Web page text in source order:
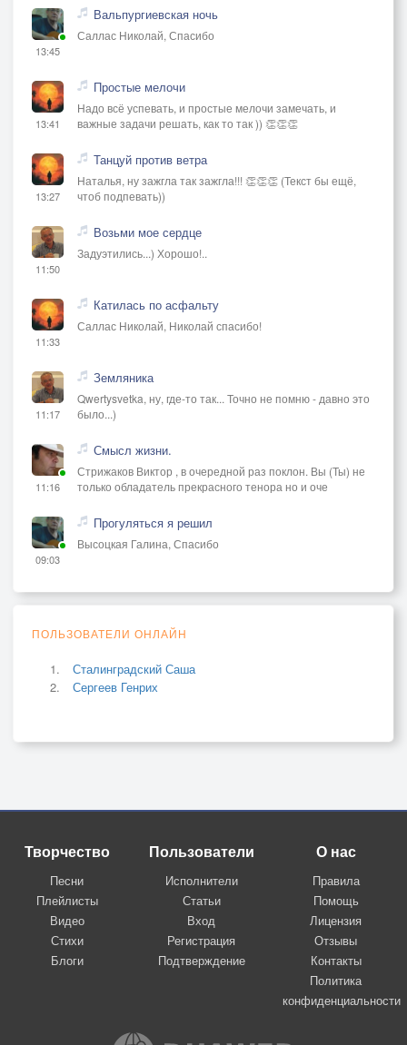
13:45
Вальпургиевская ночь
Саллас Николай, Спасибо
13:41
Простые мелочи
Надо всё успевать, и простые мелочи замечать, и
важные задачи решать, как то так )) 👏👏👏
13:27
Танцуй против ветра
Наталья, ну зажгла так зажгла!!! 👏👏👏 (Текст бы ещё,
чтоб подпевать))
11:50
Возьми мое сердце
Задуэтились...) Хорошо!..
11:33
Катилась по асфальту
Саллас Николай, Николай спасибо!
11:17
Земляника
Qwertysvetka, ну, где-то так... Точно не помню - давно это
было...)
11:16
Смысл жизни.
Стрижаков Виктор , в очередной раз поклон. Вы (Ты) не
только обладатель прекрасного тенора но и оче
09:03
Прогуляться я решил
Высоцкая Галина, Спасибо
ПОЛЬЗОВАТЕЛИ ОНЛАЙН
Сталинградский Саша
Сергеев Генрих
Творчество
Песни
Плейлисты
Видео
Стихи
Блоги
Пользователи
Исполнители
Статьи
Вход
Регистрация
Подтверждение
О нас
Правила
Помощь
Лицензия
Отзывы
Контакты
Политика
конфиденциальности